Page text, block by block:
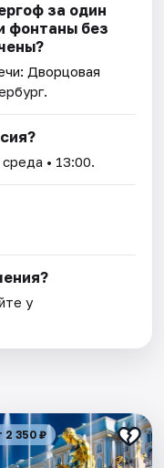
за один
фонтаны без
Дворцовая
среда • 13:00.
у
2 350 ₽